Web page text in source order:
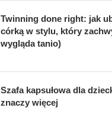
Twinning done right: jak
córką w stylu, który
wygląda tanio)
Szafa kapsułowa dla
znaczy więcej